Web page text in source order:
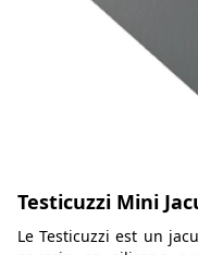
Testicuzzi Mini
Le Testicuzzi est un